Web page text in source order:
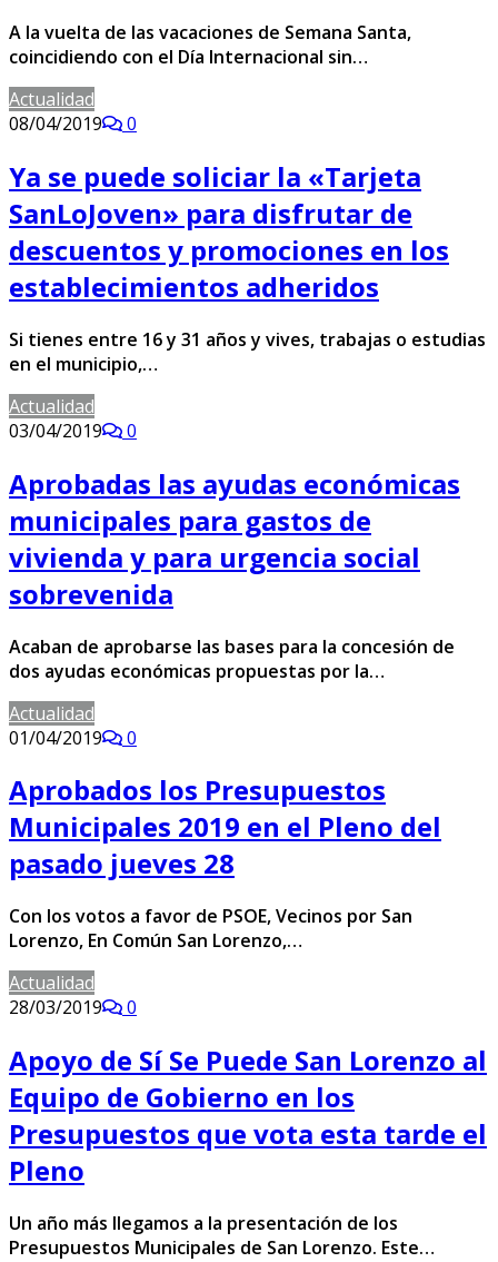
A la vuelta de las vacaciones de Semana Santa,
coincidiendo con el Día Internacional sin…
Actualidad
08/04/2019
0
Ya se puede soliciar la «Tarjeta
SanLoJoven» para disfrutar de
descuentos y promociones en los
establecimientos adheridos
Si tienes entre 16 y 31 años y vives, trabajas o estudias
en el municipio,…
Actualidad
03/04/2019
0
Aprobadas las ayudas económicas
municipales para gastos de
vivienda y para urgencia social
sobrevenida
Acaban de aprobarse las bases para la concesión de
dos ayudas económicas propuestas por la…
Actualidad
01/04/2019
0
Aprobados los Presupuestos
Municipales 2019 en el Pleno del
pasado jueves 28
Con los votos a favor de PSOE, Vecinos por San
Lorenzo, En Común San Lorenzo,…
Actualidad
28/03/2019
0
Apoyo de Sí Se Puede San Lorenzo al
Equipo de Gobierno en los
Presupuestos que vota esta tarde el
Pleno
Un año más llegamos a la presentación de los
Presupuestos Municipales de San Lorenzo. Este…